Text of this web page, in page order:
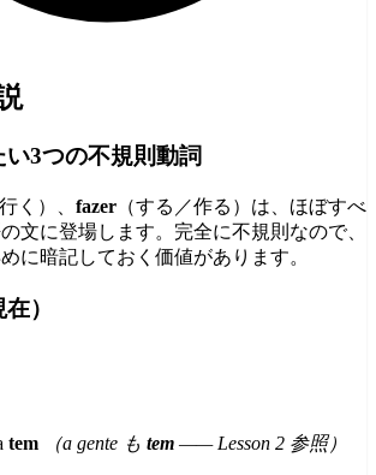
3つの不規則動詞
行く）、 fazer （する／作る）は、ほぼすべ
文に登場します。完全に不規則なので、
に暗記しておく価値があります。
）
tem （a gente も tem —— Lesson 2 参照）